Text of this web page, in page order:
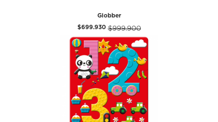
Globber
$699.930 $999.900